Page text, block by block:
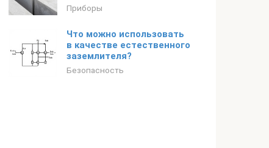
Приборы
Что можно использовать
в качестве естественного
заземлителя?
Безопасность